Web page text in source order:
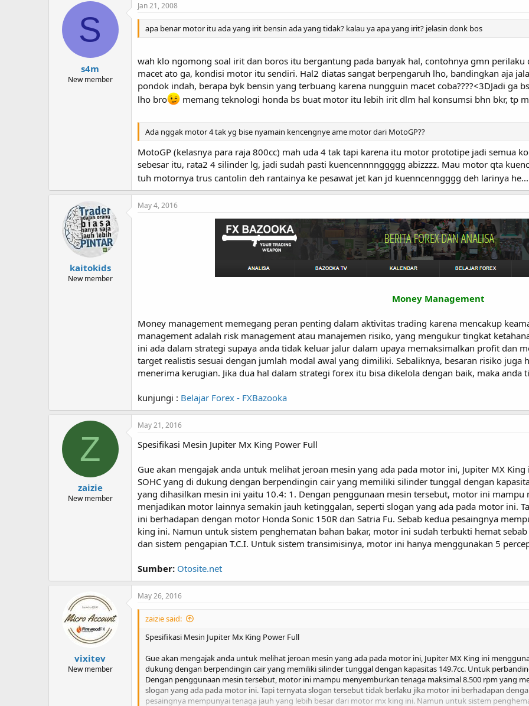
S
s4m
New member
Jan 21, 2008
apa benar motor itu ada yang irit bensin ada yang tidak? kalau ya apa yang irit? jelasin donk bos
wah klo ngomong soal irit dan boros itu bergantung pada banyak hal, contohnya gmn
macet ato ga, kondisi motor itu sendiri. Hal2 diatas sangat berpengaruh lho, bandingkan aja
pondok indah, berapa byk bensin yang terbuang karena nungguin macet coba????<3DJadi ga
lho bro
memang teknologi honda bs buat motor itu lebih irit dlm hal konsumsi bhn bkr, tp
Ada nggak motor 4 tak yg bise nyamain kencengnye ame motor dari MotoGP??
MotoGP (kelasnya para raja 800cc) mah uda 4 tak tapi karena itu motor prototipe jadi semua
sebesar itu, rata2 4 silinder lg, jadi sudah pasti kuencennnnggggg abizzzz. Mau motor qta
tuh motornya trus cantolin deh rantainya ke pesawat jet kan jd kuenncenngggg deh larinya
kaitokids
New member
May 4, 2016
Money Management
Money management memegang peran penting dalam aktivitas trading karena mencakup
management adalah risk management atau manajemen risiko, yang mengukur tingkat
ini ada dalam strategi supaya anda tidak keluar jalur dalam upaya memaksimalkan profit dan
target realistis sesuai dengan jumlah modal awal yang dimiliki. Sebaliknya, besaran risiko juga
menerima kerugian. Jika dua hal dalam strategi forex itu bisa dikelola dengan baik, maka anda
kunjungi : Belajar Forex - FXBazooka
Z
zaizie
New member
May 21, 2016
Spesifikasi Mesin Jupiter Mx King Power Full
Gue akan mengajak anda untuk melihat jeroan mesin yang ada pada motor ini, Jupiter MX
SOHC yang di dukung dengan berpendingin cair yang memiliki silinder tunggal dengan
yang dihasilkan mesin ini yaitu 10.4: 1. Dengan penggunaan mesin tersebut, motor ini
menjadikan motor lainnya semakin jauh ketinggalan, seperti slogan yang ada pada motor ini.
ini berhadapan dengan motor Honda Sonic 150R dan Satria Fu. Sebab kedua pesaingnya
king ini. Namun untuk sistem penghematan bahan bakar, motor ini sudah terbukti hemat
dan sistem pengapian T.C.I. Untuk sistem transimisinya, motor ini hanya menggunakan 5
Sumber: Otosite.net
vixitev
New member
May 26, 2016
zaizie said:
Spesifikasi Mesin Jupiter Mx King Power Full
Gue akan mengajak anda untuk melihat jeroan mesin yang ada pada motor ini, Jupiter MX King ini
dukung dengan berpendingin cair yang memiliki silinder tunggal dengan kapasitas 149.7cc. Untuk
Dengan penggunaan mesin tersebut, motor ini mampu menyemburkan tenaga maksimal 8.500 rpm yang
slogan yang ada pada motor ini. Tapi ternyata slogan tersebut tidak berlaku jika motor ini berhadapan
pesaingnya mempunyai tenaga jauh yang lebih besar dari motor mx king ini. Namun untuk sistem